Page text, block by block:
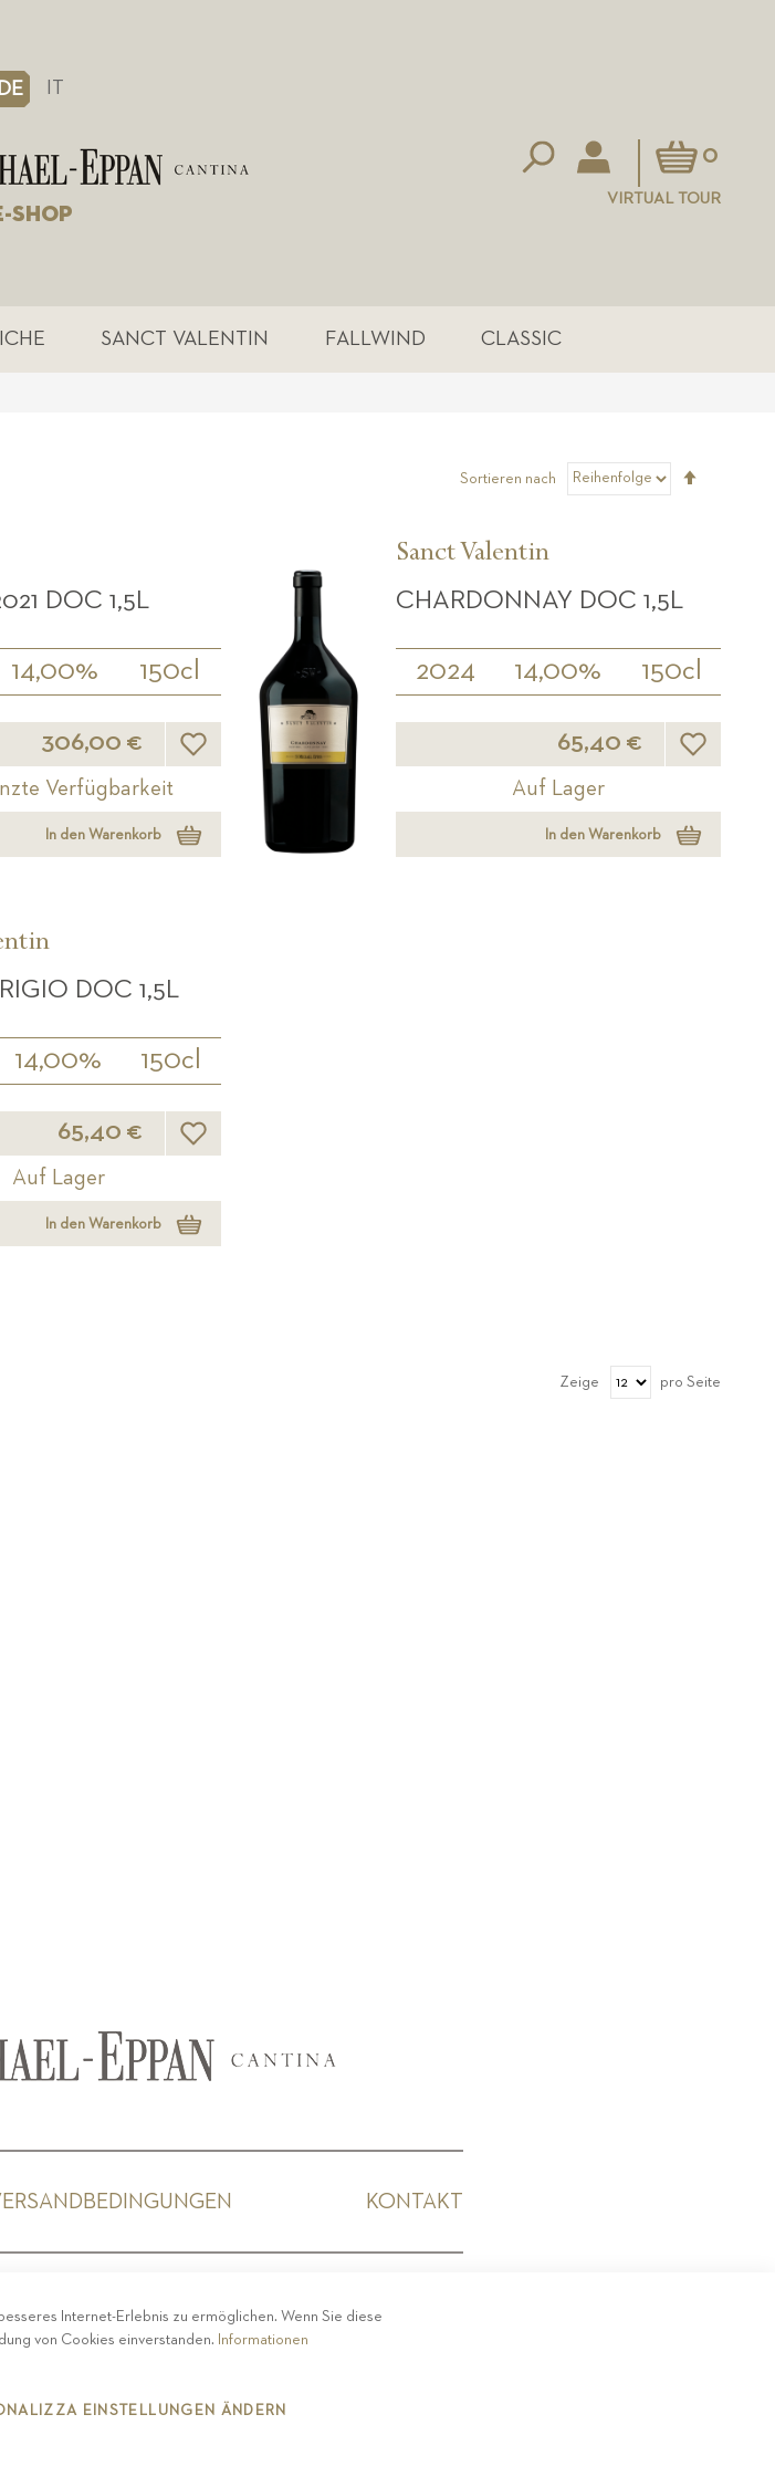
DE IT
SHOP
Mein Warenkorb
0
VIRTUAL TOUR
SANCT VALENTIN FALLWIND CLASSIC
Sortieren nach
DOC 1,5L
14,00% 150cl
306,00 € Wunschliste
Verfügbarkeit
In den Warenkorb
Sanct Valentin
CHARDONNAY DOC 1,5L
2024 14,00% 150cl
65,40 € Wunschliste
Auf Lager
In den Warenkorb
DOC 1,5L
14,00% 150cl
65,40 € Wunschliste
Auf Lager
In den Warenkorb
Zeige pro Seite
KONTAKT
ST.MICHAEL - EPPAN
Internet-Erlebnis zu ermöglichen. Wenn Sie diese
von Cookies einverstanden. Informationen
EINSTELLUNGEN ÄNDERN